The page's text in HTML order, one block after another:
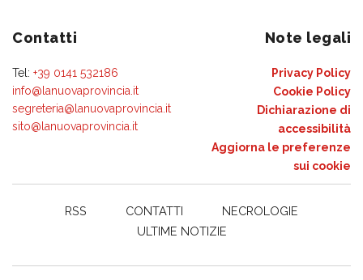
Contatti
Tel: +39 0141 532186
info@lanuovaprovincia.it
segreteria@lanuovaprovincia.it
sito@lanuovaprovincia.it
Note legali
Privacy Policy
Cookie Policy
Dichiarazione di
accessibilità
Aggiorna le preferenze
sui cookie
RSS CONTATTI
NECROLOGIE
ULTIME NOTIZIE